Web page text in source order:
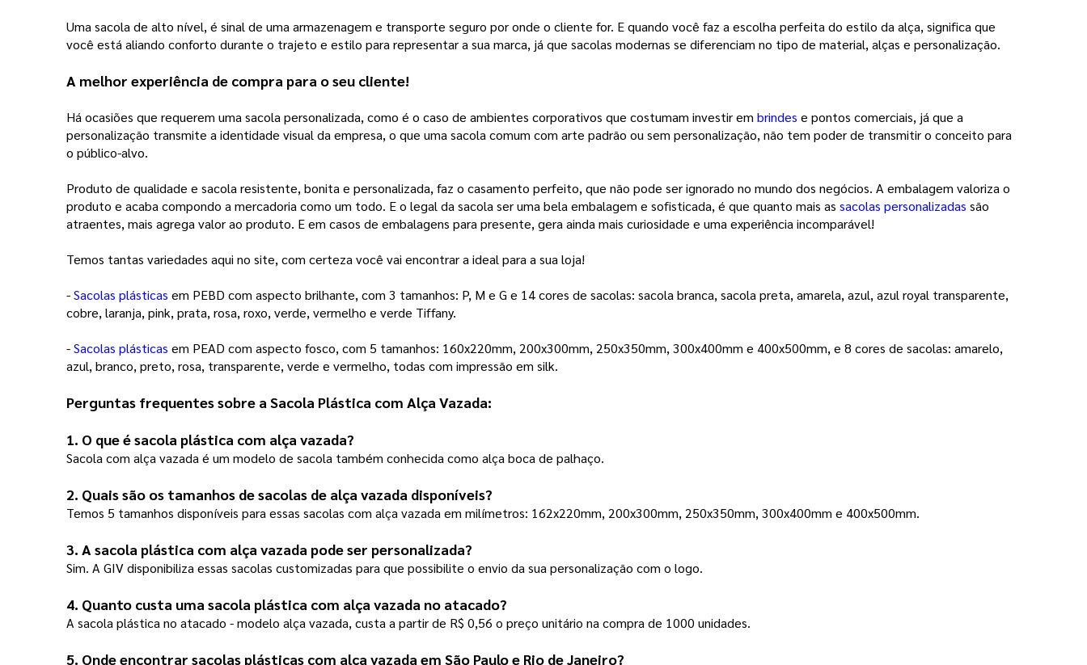
Uma sacola de alto nível, é sinal de uma armazenagem e transporte seguro por onde o cliente for. E quando você faz a escolha perfeita do estilo da alça, significa que
você está aliando conforto durante o trajeto e estilo para representar a sua marca, já que sacolas modernas se diferenciam no tipo de material, alças e personalização.
A melhor experiência de compra para o seu cliente!
Há ocasiões que requerem uma sacola personalizada, como é o caso de ambientes corporativos que costumam investir em brindes e pontos comerciais, já que a
personalização transmite a identidade visual da empresa, o que uma sacola comum com arte padrão ou sem personalização, não tem poder de transmitir o conceito para
o público-alvo.
Produto de qualidade e sacola resistente, bonita e personalizada, faz o casamento perfeito, que não pode ser ignorado no mundo dos negócios. A embalagem valoriza o
produto e acaba compondo a mercadoria como um todo. E o legal da sacola ser uma bela embalagem e sofisticada, é que quanto mais as sacolas personalizadas são
atraentes, mais agrega valor ao produto. E em casos de embalagens para presente, gera ainda mais curiosidade e uma experiência incomparável!
Temos tantas variedades aqui no site, com certeza você vai encontrar a ideal para a sua loja!
- Sacolas plásticas em PEBD com aspecto brilhante, com 3 tamanhos: P, M e G e 14 cores de sacolas: sacola branca, sacola preta, amarela, azul, azul royal transparente,
cobre, laranja, pink, prata, rosa, roxo, verde, vermelho e verde Tiffany.
- Sacolas plásticas em PEAD com aspecto fosco, com 5 tamanhos: 160x220mm, 200x300mm, 250x350mm, 300x400mm e 400x500mm, e 8 cores de sacolas: amarelo,
azul, branco, preto, rosa, transparente, verde e vermelho, todas com impressão em silk.
Perguntas frequentes sobre a Sacola Plástica com Alça Vazada:
1. O que é sacola plástica com alça vazada?
Sacola com alça vazada é um modelo de sacola também conhecida como alça boca de palhaço.
2. Quais são os tamanhos de sacolas de alça vazada disponíveis?
Temos 5 tamanhos disponíveis para essas sacolas com alça vazada em milímetros: 162x220mm, 200x300mm, 250x350mm, 300x400mm e 400x500mm.
3. A sacola plástica com alça vazada pode ser personalizada?
Sim. A GIV disponibiliza essas sacolas customizadas para que possibilite o envio da sua personalização com o logo.
4. Quanto custa uma sacola plástica com alça vazada no atacado?
A sacola plástica no atacado - modelo alça vazada, custa a partir de R$ 0,56 o preço unitário na compra de 1000 unidades.
5. Onde encontrar sacolas plásticas com alça vazada em São Paulo e Rio de Janeiro?